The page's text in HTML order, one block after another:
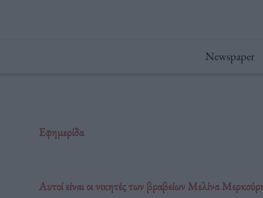
Newspaper
Εφημερίδα
Αυτοί είναι οι νικητές των βραβείων Μελίνα